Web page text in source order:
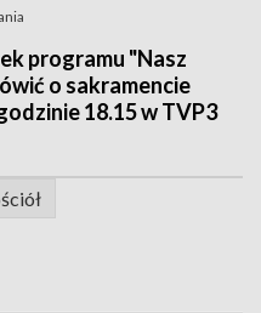
programu "Nasz
o sakramencie
18.15 w TVP3